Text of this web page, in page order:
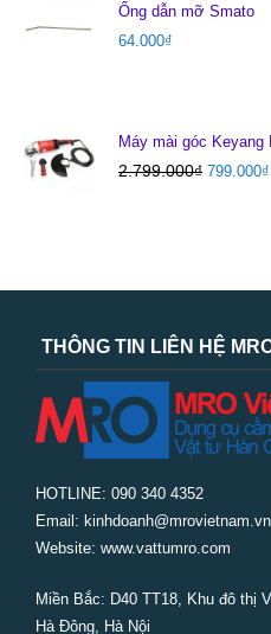
Ống dẫn mỡ Smato
64.000₫
Máy mài góc Keyang
2.799.000₫ 799.000₫
THÔNG TIN LIÊN HỆ
HOTLINE: 090 340 4352
Email: kinhdoanh@mrovietnam.vn
Website: www.vattumro.com
Miền Bắc: D40 TT18, Khu đô thị
Hà Đông, Hà Nội